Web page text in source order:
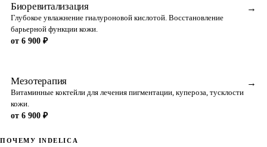
Биоревитализация
Глубокое увлажнение гиалуроновой кислотой. Восстановление
барьерной функции кожи.
от 6 900 ₽
→
Мезотерапия
Витаминные коктейли для лечения пигментации, купероза, тусклости
кожи.
от 6 900 ₽
→
ПОЧЕМУ INDELICA